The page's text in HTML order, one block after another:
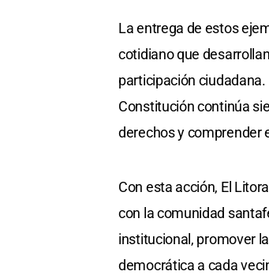
La entrega de estos
cotidiano que
participación
Constitución continúa
derechos y comprender
Con esta acción, El
con la comunidad
institucional, promover
democrática a cada